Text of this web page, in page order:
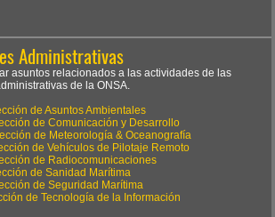
Administrativas
asuntos relacionados a las actividades de las
de la ONSA.
de Asuntos Ambientales
de Comunicación y Desarrollo
de Meteorología & Oceanografía
de Vehículos de Pilotaje Remoto
de Radiocomunicaciones
de Sanidad Marítima
de Seguridad Marítima
de Tecnología de la Información